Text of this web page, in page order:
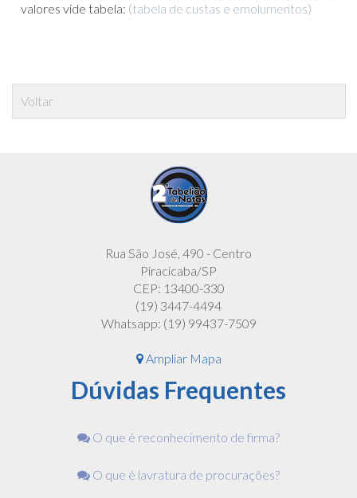
valores vide tabela: (tabela de custas e emolumentos)
Voltar
Rua São José, 490 - Centro
Piracicaba/SP
CEP: 13400-330
(19) 3447-4494
Whatsapp: (19) 99437-7509
Ampliar Mapa
Dúvidas Frequentes
O que é reconhecimento de firma?
O que é lavratura de procurações?